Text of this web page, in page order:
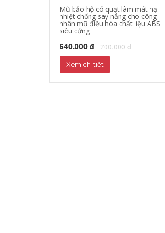
Mũ bảo hộ có quạt làm mát hạ
nhiệt chống say nắng cho công
nhân mũ điều hòa chất liệu ABS
siêu cứng
640.000 đ 700.000 đ
Xem chi tiết